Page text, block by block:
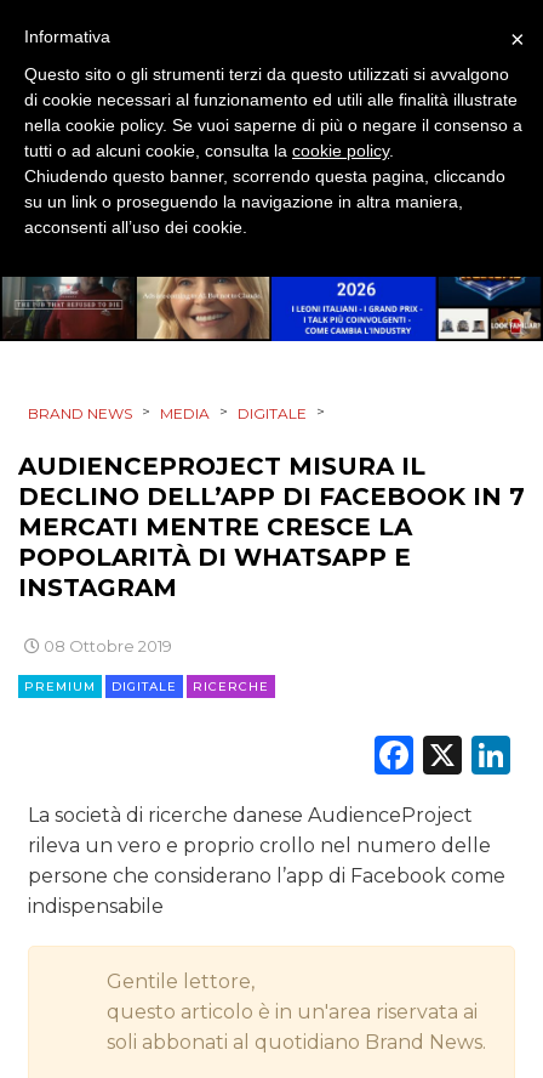
MOBILE
PROMOZIONI
PRODOTTI
CSR
CINEMA
DIGITALE
ESTERNA
RICERCHE
BRAND NEWS > MEDIA > DIGITALE >
AUDIENCEPROJECT MISURA IL
DECLINO DELL’APP DI FACEBOOK IN 7
MERCATI MENTRE CRESCE LA
POPOLARITÀ DI WHATSAPP E
INSTAGRAM
08 Ottobre 2019
PREMIUM DIGITALE RICERCHE
X
La società di ricerche danese AudienceProject
rileva un vero e proprio crollo nel numero delle
persone che considerano l’app di Facebook come
indispensabile
Gentile lettore,
questo articolo è in un'area riservata ai
soli abbonati al quotidiano Brand News.
×
Informativa
Questo sito o gli strumenti terzi da questo utilizzati si avvalgono
di cookie necessari al funzionamento ed utili alle finalità illustrate
nella cookie policy. Se vuoi saperne di più o negare il consenso a
tutti o ad alcuni cookie, consulta la cookie policy.
Chiudendo questo banner, scorrendo questa pagina, cliccando
su un link o proseguendo la navigazione in altra maniera,
acconsenti all’uso dei cookie.